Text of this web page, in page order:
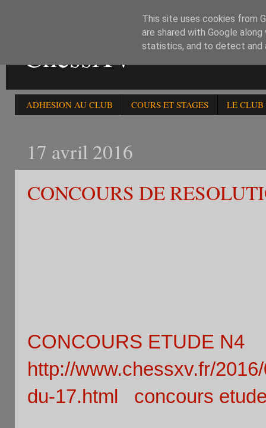
ChessXV
ADHESION AU CLUB COURS ET STAGES LE CLUB
17 avril 2016
CONCOURS DE
CONCOURS ETUDE N4
http://www.chessxv.fr/
du-17.html
concours
This site uses cookies from
are shared with Google
statistics, and to detect and